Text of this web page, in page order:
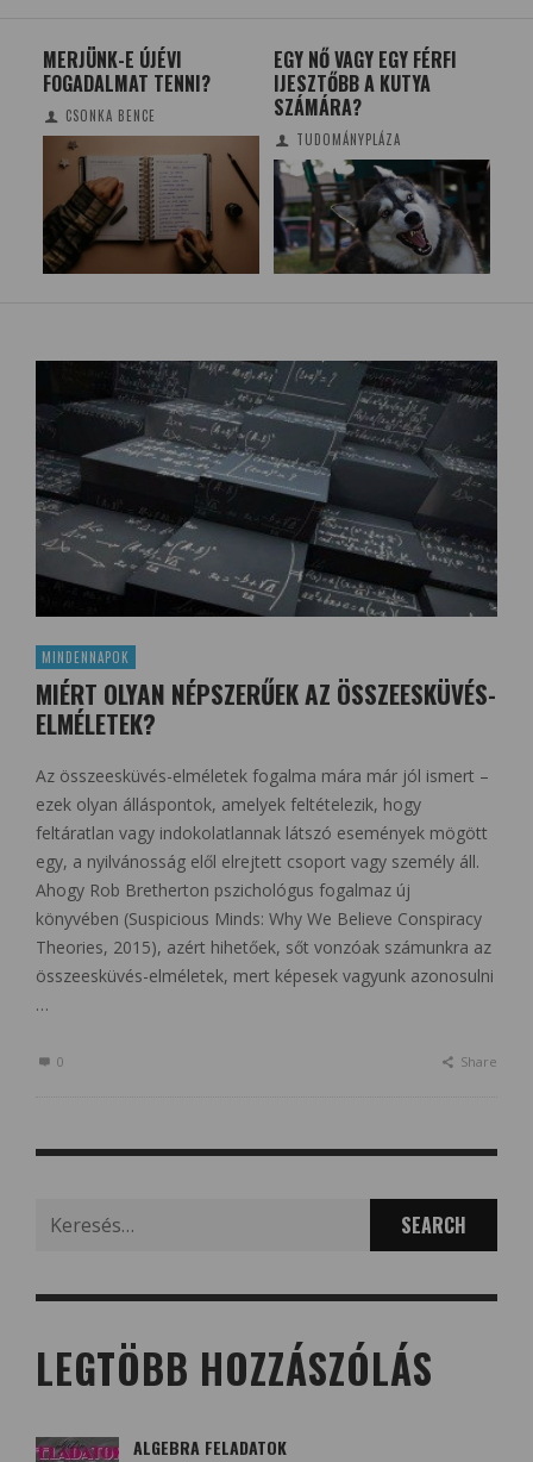
MERJÜNK-E ÚJÉVI
FOGADALMAT TENNI?
CSONKA BENCE
EGY NŐ VAGY EGY FÉRFI
IJESZTŐBB A KUTYA
SZÁMÁRA?
TUDOMÁNYPLÁZA
MINDENNAPOK
MIÉRT OLYAN NÉPSZERŰEK AZ ÖSSZEESKÜVÉS-
ELMÉLETEK?
Az összeesküvés-elméletek fogalma mára már jól ismert –
ezek olyan álláspontok, amelyek feltételezik, hogy
feltáratlan vagy indokolatlannak látszó események mögött
egy, a nyilvánosság elől elrejtett csoport vagy személy áll.
Ahogy Rob Bretherton pszichológus fogalmaz új
könyvében (Suspicious Minds: Why We Believe Conspiracy
Theories, 2015), azért hihetőek, sőt vonzóak számunkra az
összeesküvés-elméletek, mert képesek vagyunk azonosulni
…
0 Share
LEGTÖBB HOZZÁSZÓLÁS
ALGEBRA FELADATOK